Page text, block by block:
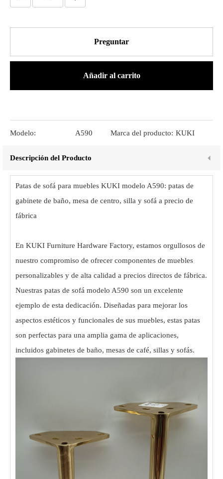
Preguntar
Añadir al carrito
Modelo: A590 Marca del producto: KUKI
Descripción del Producto
Patas de sofá para muebles KUKI modelo A590: patas de
gabinete de baño, mesa de centro, silla y sofá a precio de
fábrica
En KUKI Furniture Hardware Factory, estamos orgullosos de
nuestro compromiso de ofrecer componentes de muebles
personalizables y de alta calidad a precios directos de fábrica.
Nuestras patas de sofá modelo A590 son un excelente
ejemplo de esta dedicación. Diseñadas para mejorar los
aspectos estéticos y funcionales de sus muebles, estas patas
son perfectas para una amplia gama de aplicaciones,
incluidos gabinetes de baño, mesas de café, sillas y sofás.